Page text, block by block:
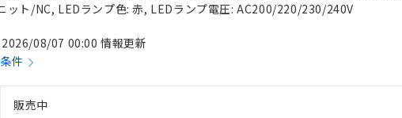
ット/NC, LEDランプ色: 赤, LEDランプ電圧: AC200/220/230/240V
2026/08/07 00:00 情報更新
件
販売中